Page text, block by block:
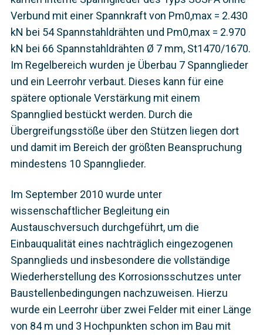
Verbund mit einer Spannkraft von Pm0,max = 2.430
kN bei 54 Spannstahldrähten und Pm0,max = 2.970
kN bei 66 Spannstahldrähten Ø 7 mm, St1470/1670.
Im Regelbereich wurden je Überbau 7 Spannglieder
und ein Leerrohr verbaut. Dieses kann für eine
spätere optionale Verstärkung mit einem
Spannglied bestückt werden. Durch die
Übergreifungsstöße über den Stützen liegen dort
und damit im Bereich der größten Beanspruchung
mindestens 10 Spannglieder.
Im September 2010 wurde unter
wissenschaftlicher Begleitung ein
Austauschversuch durchgeführt, um die
Einbauqualität eines nachträglich eingezogenen
Spannglieds und insbesondere die vollständige
Wiederherstellung des Korrosionsschutzes unter
Baustellenbedingungen nachzuweisen. Hierzu
wurde ein Leerrohr über zwei Felder mit einer Länge
von 84 m und 3 Hochpunkten schon im Bau mit